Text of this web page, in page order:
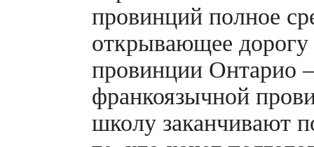
провинций полное
открывающее
провинции Онтарио
франкоязычной
школу заканчивают